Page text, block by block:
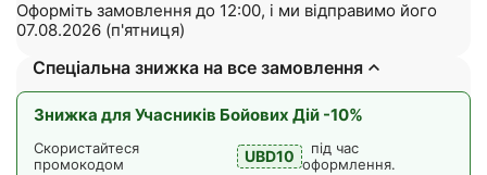
Оформіть замовлення до 12:00, і ми відправимо його
07.08.2026 (п'ятниця)
Спеціальна знижка на все замовлення
Знижка для Учасників Бойових Дій -10%
Скористайтеся
промокодом
UBD10
під час
оформлення.